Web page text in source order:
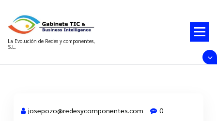
contenido
La Evolución de Redes y componentes,
S.L.
josepozo@redesycomponentes.com 0